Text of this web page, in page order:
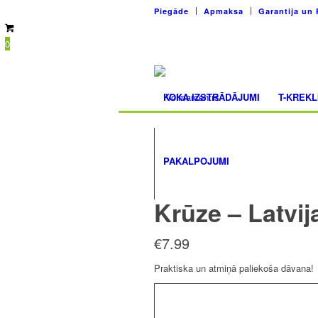
Piegāde Apmaksa Garantija un
0
KOKA IZSTRĀDĀJUMI T-
PAKALPOJUMI
Krūze –
€7.99
Praktiska un atmiņā paliekoša dāvana!